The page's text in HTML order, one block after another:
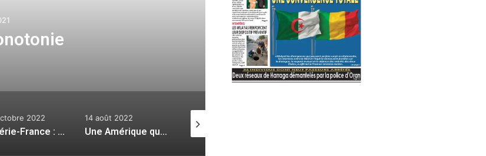
2022
Algérie-France : un excellent timing
14 août 2022
Une Amérique qui chancelle